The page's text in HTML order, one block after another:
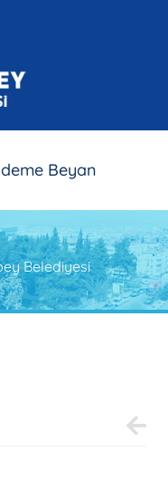
Beyan
Belediyesi